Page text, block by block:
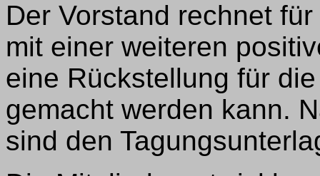
Der Vorstand rechnet
mit einer weiteren
eine Rückstellung für
gemacht werden kann.
sind den